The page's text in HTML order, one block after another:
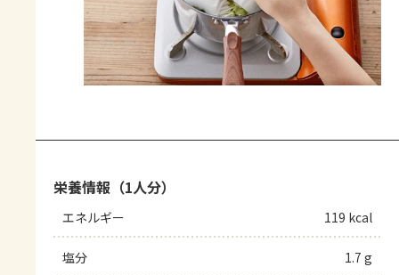
栄養情報（1人分）
エネルギー 119 kcal
塩分 1.7 g